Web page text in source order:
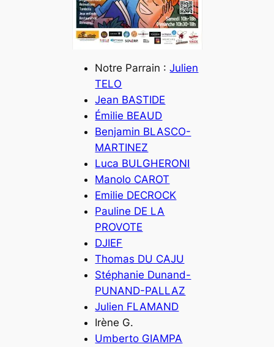
Notre Parrain :Julien
TELO
Jean BASTIDE
Émilie BEAUD
Benjamin BLASCO-
MARTINEZ
Luca BULGHERONI
Manolo CAROT
Emilie DECROCK
Pauline DE LA
PROVOTE
DJIEF
Thomas DU CAJU
Stéphanie Dunand-
PUNAND-PALLAZ
Julien FLAMAND
Irène G.
Umberto GIAMPA